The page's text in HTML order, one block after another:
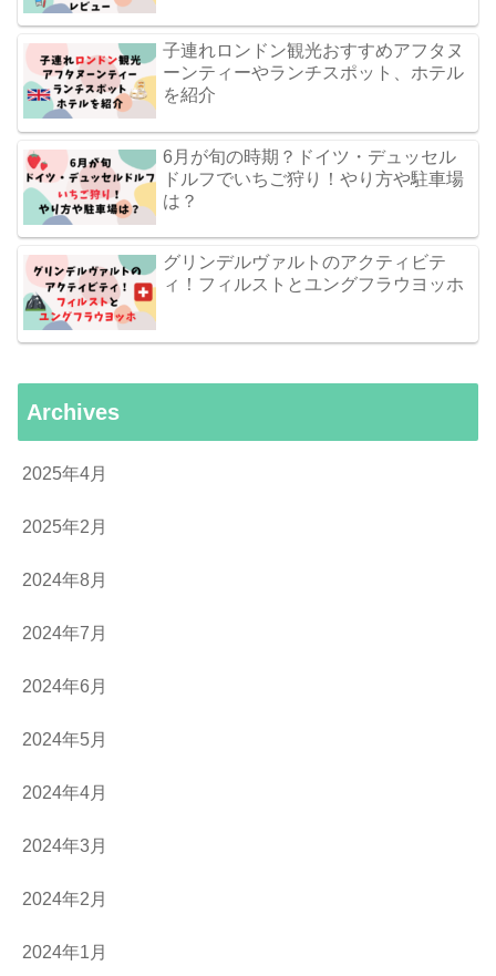
子連れロンドン観光おすすめアフタヌ
ーンティーやランチスポット、ホテル
を紹介
6月が旬の時期？ドイツ・デュッセル
ドルフでいちご狩り！やり方や駐車場
は？
グリンデルヴァルトのアクティビテ
ィ！フィルストとユングフラウヨッホ
Archives
2025年4月
2025年2月
2024年8月
2024年7月
2024年6月
2024年5月
2024年4月
2024年3月
2024年2月
2024年1月